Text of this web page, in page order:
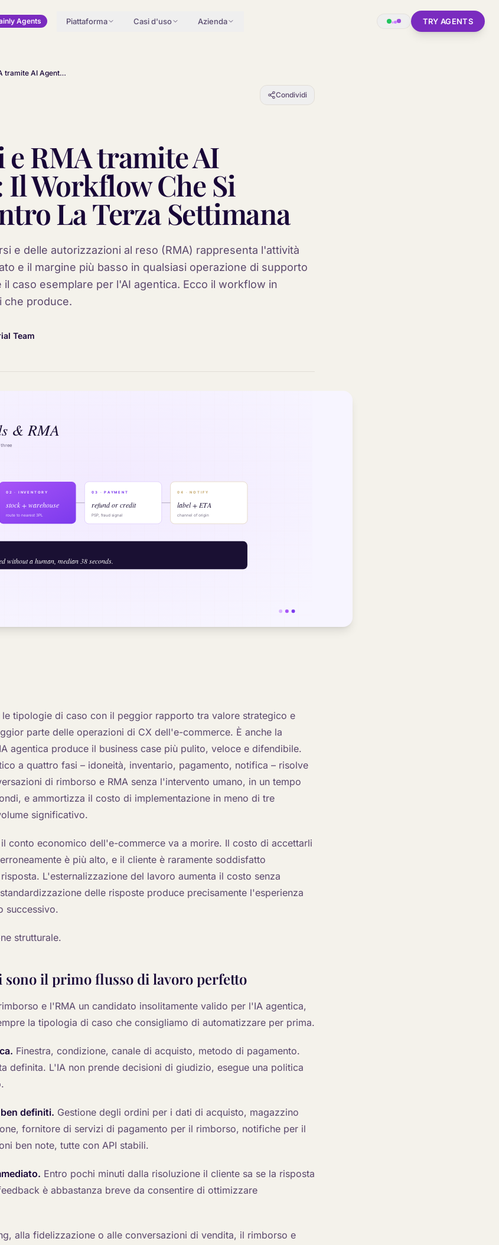
Agents Piattaforma Casi d'uso Azienda TRY AGENTS
Rimborsi e RMA tramite AI Agentica: Il Workflow Che Si Ripaga Entro La Terza Settimana
Condividi
RMA tramite AI
Il Workflow Che Si
La Terza Settimana
e delle autorizzazioni al reso (RMA) rappresenta l'attività
e il margine più basso in qualsiasi operazione di supporto
caso esemplare per l'AI agentica. Ecco il workflow in
che produce.
Team
tipologie di caso con il peggior rapporto tra valore strategico e
parte delle operazioni di CX dell'e-commerce. È anche la
agentica produce il business case più pulito, veloce e difendibile.
a quattro fasi – idoneità, inventario, pagamento, notifica – risolve
di rimborso e RMA senza l'intervento umano, in un tempo
e ammortizza il costo di implementazione in meno di tre
significativo.
conto economico dell'e-commerce va a morire. Il costo di accettarli
è più alto, e il cliente è raramente soddisfatto
L'esternalizzazione del lavoro aumenta il costo senza
delle risposte produce precisamente l'esperienza
successivo.
strutturale.
il primo flusso di lavoro perfetto
e l'RMA un candidato insolitamente valido per l'IA agentica,
la tipologia di caso che consigliamo di automatizzare per prima.
Finestra, condizione, canale di acquisto, metodo di pagamento.
definita. L'IA non prende decisioni di giudizio, esegue una politica
definiti. Gestione degli ordini per i dati di acquisto, magazzino
fornitore di servizi di pagamento per il rimborso, notifiche per il
ben note, tutte con API stabili.
Entro pochi minuti dalla risoluzione il cliente sa se la risposta
è abbastanza breve da consentire di ottimizzare
alla fidelizzazione o alle conversazioni di vendita, il rimborso e